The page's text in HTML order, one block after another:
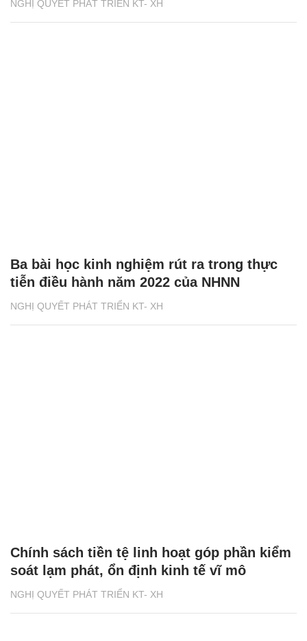
NGHỊ QUYẾT PHÁT TRIỂN KT- XH
NGHỊ QUYẾT PHÁT TRIỂN KT- XH
Ba bài học kinh nghiệm rút ra trong thực
tiễn điều hành năm 2022 của NHNN
NGHỊ QUYẾT PHÁT TRIỂN KT- XH
Chính sách tiền tệ linh hoạt góp phần kiểm
soát lạm phát, ổn định kinh tế vĩ mô